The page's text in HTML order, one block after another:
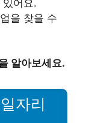
어요.
을 찾을 수
알아보세요.
자리